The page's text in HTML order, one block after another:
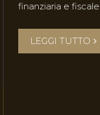
finanziaria e
LEGGI TUTTO